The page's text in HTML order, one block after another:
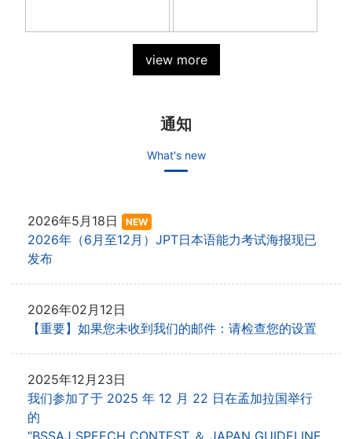
view more
通知
What's new
2026年5月18日 NEW
2026年（6月至12月）JPT日本语能力考试海报现已
发布
2026年02月12日
【重要】如果您未收到我们的邮件：请检查您的设置
2025年12月23日
我们参加了于 2025 年 12 月 22 日在孟加拉国举行
的